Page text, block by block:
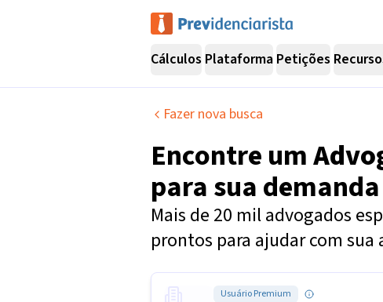
Cálculos Plataforma Petições
Fazer nova busca
Encontre um
para sua
Mais de 20 mil advogados
prontos para ajudar com sua
Usuário Premium